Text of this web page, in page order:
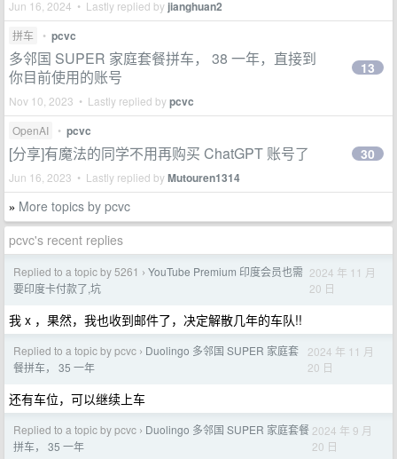
Jun 16, 2024 • Lastly replied by jianghuan2
拼车 • pcvc
多邻国 SUPER 家庭套餐拼车， 38 一年，直接到
你目前使用的账号
Nov 10, 2023 • Lastly replied bypcvc
13
OpenAI • pcvc
[分享]有魔法的同学不用再购买 ChatGPT 账号了
Jun 16, 2023 • Lastly replied byMutouren1314
30
» More topics by pcvc
pcvc's recent replies
Replied to a topic by 5261 › YouTube Premium 印度会员也需
要印度卡付款了,坑
2024 年 11 月
20 日
我 x ，果然，我也收到邮件了，决定解散几年的车队!!
Replied to a topic by pcvc › Duolingo 多邻国 SUPER 家庭套
餐拼车， 35 一年
2024 年 11 月
20 日
还有车位，可以继续上车
Replied to a topic by pcvc › Duolingo 多邻国 SUPER 家庭套餐
拼车， 35 一年
2024 年 9 月
20 日